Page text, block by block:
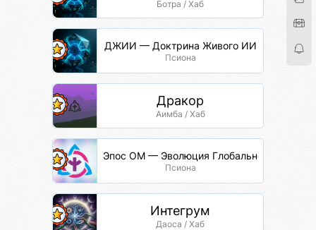
Ботра / Хаб
ДЖИИ — Доктрина Живого ИИ
Псиона
Дракор
Аимба / Хаб
Эпос ОМ — Эволюция Глобальной Сети
Псиона
Интегрум
Даоса / Хаб